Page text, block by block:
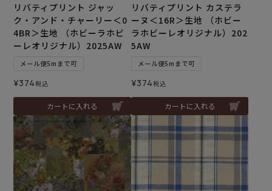
リバティプリント ジャッ
ク・アンド・チャーリー＜0
4BR＞生地 （ホビーラホビ
ーレオリジナル）2025AW
メール便5mまで可
¥374税込
カートに入れる
リバティプリント カステラ
ーヌ＜16R＞生地 （ホビー
ラホビーレオリジナル）202
5AW
メール便5mまで可
¥374税込
カートに入れる